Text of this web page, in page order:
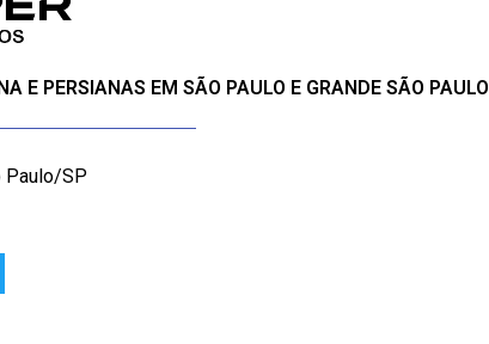
E PERSIANAS EM SÃO PAULO E GRANDE SÃO PAULO
Paulo/SP